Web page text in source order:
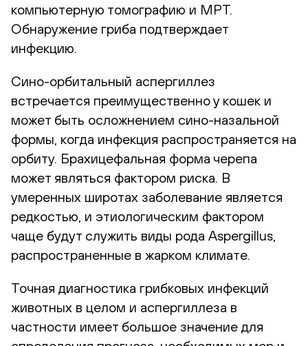
компьютерную томографию и МРТ.
Обнаружение гриба подтверждает
инфекцию.
Сино-орбитальный аспергиллез
встречается преимущественно у кошек и
может быть осложнением сино-назальной
формы, когда инфекция распространяется на
орбиту. Брахицефальная форма черепа
может являться фактором риска. В
умеренных широтах заболевание является
редкостью, и этиологическим фактором
чаще будут служить виды рода Aspergillus,
распространенные в жарком климате.
Точная диагностика грибковых инфекций
животных в целом и аспергиллеза в
частности имеет большое значение для